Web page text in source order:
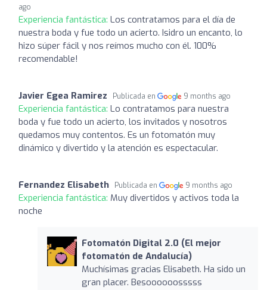
ago
Experiencia fantástica: Los contratamos para el día de
nuestra boda y fue todo un acierto. Isidro un encanto, lo
hizo súper fácil y nos reímos mucho con él. 100%
recomendable!
Javier Egea Ramirez Publicada en 9 months ago
Experiencia fantástica: Lo contratamos para nuestra
boda y fue todo un acierto, los invitados y nosotros
quedamos muy contentos. Es un fotomatón muy
dinámico y divertido y la atención es espectacular.
Fernandez Elisabeth Publicada en 9 months ago
Experiencia fantástica: Muy divertidos y activos toda la
noche
Fotomatón Digital 2.0 (El mejor
fotomatón de Andalucía)
Muchísimas gracias Elisabeth. Ha sido un
gran placer. Besoooooosssss